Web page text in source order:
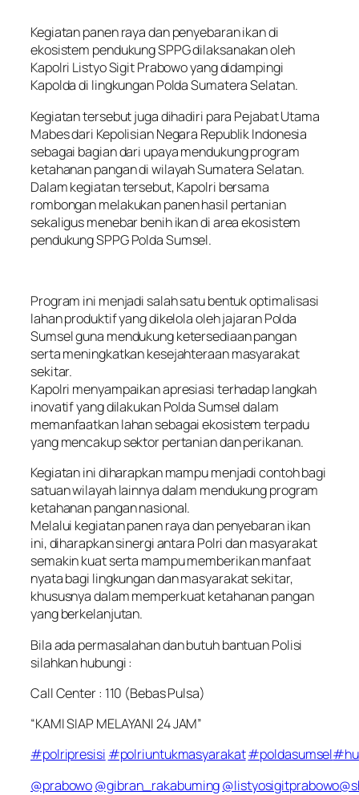
Kegiatan panen raya dan penyebaran ikan di
ekosistem pendukung SPPG dilaksanakan oleh
Kapolri Listyo Sigit Prabowo yang didampingi
Kapolda di lingkungan Polda Sumatera Selatan.
Kegiatan tersebut juga dihadiri para Pejabat Utama
Mabes dari Kepolisian Negara Republik Indonesia
sebagai bagian dari upaya mendukung program
ketahanan pangan di wilayah Sumatera Selatan.
Dalam kegiatan tersebut, Kapolri bersama
rombongan melakukan panen hasil pertanian
sekaligus menebar benih ikan di area ekosistem
pendukung SPPG Polda Sumsel.
Program ini menjadi salah satu bentuk optimalisasi
lahan produktif yang dikelola oleh jajaran Polda
Sumsel guna mendukung ketersediaan pangan
serta meningkatkan kesejahteraan masyarakat
sekitar.
Kapolri menyampaikan apresiasi terhadap langkah
inovatif yang dilakukan Polda Sumsel dalam
memanfaatkan lahan sebagai ekosistem terpadu
yang mencakup sektor pertanian dan perikanan.
Kegiatan ini diharapkan mampu menjadi contoh bagi
satuan wilayah lainnya dalam mendukung program
ketahanan pangan nasional.
Melalui kegiatan panen raya dan penyebaran ikan
ini, diharapkan sinergi antara Polri dan masyarakat
semakin kuat serta mampu memberikan manfaat
nyata bagi lingkungan dan masyarakat sekitar,
khususnya dalam memperkuat ketahanan pangan
yang berkelanjutan.
Bila ada permasalahan dan butuh bantuan Polisi
silahkan hubungi :
Call Center : 110 (Bebas Pulsa)
“KAMI SIAP MELAYANI 24 JAM”
#polripresisi #polriuntukmasyarakat#poldasumsel
@prabowo@gibran_rakabuming@listyosigitprabowo